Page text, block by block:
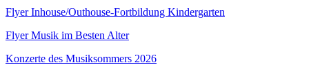
Flyer Inhouse/Outhouse-Fortbildung Kindergarten
Flyer Musik im Besten Alter
Konzerte des Musiksommers 2026